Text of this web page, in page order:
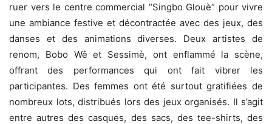
ruer vers le centre commercial “Singbo Glouè“ pour vivre
une ambiance festive et décontractée avec des jeux, des
danses et des animations diverses. Deux artistes de
renom, Bobo Wê et Sessimè, ont enflammé la scène,
offrant des performances qui ont fait vibrer les
participantes. Des femmes ont été surtout gratifiées de
nombreux lots, distribués lors des jeux organisés. Il s’agit
entre autres des casques, des sacs, des tee-shirts, des